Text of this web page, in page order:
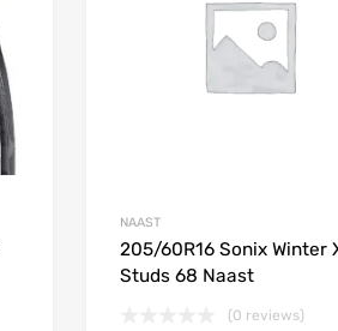
NAAST
205/60R16 Sonix Winter
Studs 68 Naast
(0 reviews)